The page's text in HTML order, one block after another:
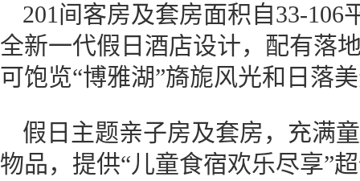
201间客房及套房面积自33-106
全新一代假日酒店设计，配有落
可饱览“博雅湖”旖旎风光和日落
假日主题亲子房及套房，充满
物品，提供“儿童食宿欢乐尽享”